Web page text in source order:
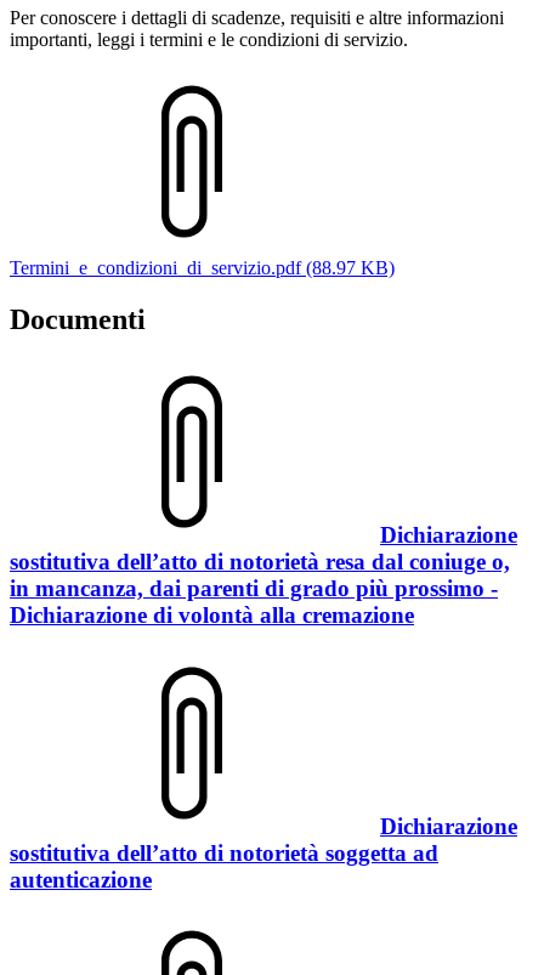
Per conoscere i dettagli di scadenze, requisiti e altre informazioni
importanti, leggi i termini e le condizioni di servizio.
Termini_e_condizioni_di_servizio.pdf (88.97 KB)
Documenti
Dichiarazione
sostitutiva dell’atto di notorietà resa dal coniuge o,
in mancanza, dai parenti di grado più prossimo -
Dichiarazione di volontà alla cremazione
Dichiarazione
sostitutiva dell’atto di notorietà soggetta ad
autenticazione